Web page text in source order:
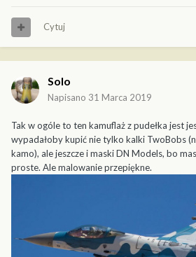
Cytuj
Solo
Napisano 31 Marca 2019
Tak w ogóle to ten kamuflaż z pudełka jest
wypadałoby kupić nie tylko kalki TwoBobs
kamo), ale jeszcze i maski DN Models, bo
proste. Ale malowanie przepiękne.